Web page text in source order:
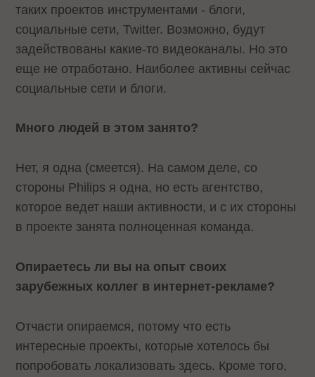
таких проектов инструментами - блоги,
социальные сети, Twitter. Возможно, будут
задействованы какие-то видеоканалы. Но это
еще не отработано. Наиболее активны сейчас
социальные сети и блоги.
Много людей в этом занято?
Нет, я одна (смеется). На самом деле, со
стороны Philips я одна, но есть агентство,
которое ведет наши активности, и с их стороны
в проекте занята полноценная команда.
Опираетесь ли вы на опыт своих
зарубежных коллег в интернет-рекламе?
Отчасти опираемся, потому что есть
интересные проекты, которые хотелось бы
попробовать локализовать здесь. Кроме того,